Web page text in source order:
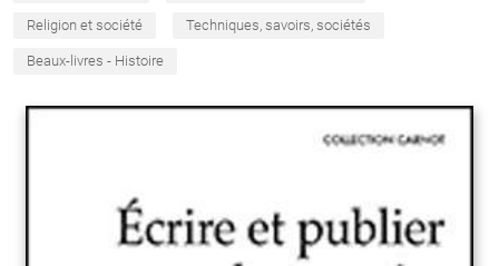
Religion et société Techniques, savoirs, sociétés
Beaux-livres - Histoire